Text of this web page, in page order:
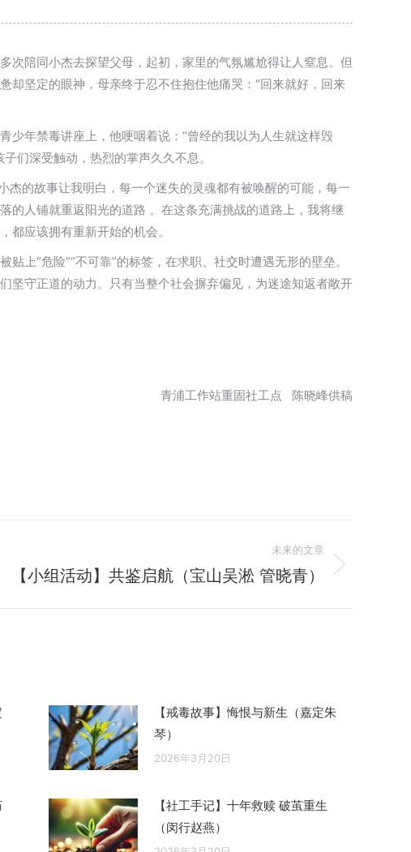
次陪同小杰去探望父母，起初，家里的气氛尴尬得让人窒息。但
却坚定的眼神，母亲终于忍不住抱住他痛哭：“回来就好，回来
少年禁毒讲座上，他哽咽着说：“曾经的我以为人生就这样毁
们深受触动，热烈的掌声久久不息。
的故事让我明白，每一个迷失的灵魂都有被唤醒的可能，每一
的人铺就重返阳光的道路 。在这条充满挑战的道路上，我将继
应该拥有重新开始的机会。
上“危险”“不可靠”的标签，在求职、社交时遭遇无形的壁垒。
坚守正道的动力。只有当整个社会摒弃偏见，为迷途知返者敞开
青浦工作站重固社工点 陈晓峰供稿
未来的文章
【小组活动】共鉴启航（宝山吴淞 管晓青）
【戒毒故事】悔恨与新生（嘉定朱
琴）
2026年3月20日
【社工手记】十年救赎 破茧重生
（闵行赵燕）